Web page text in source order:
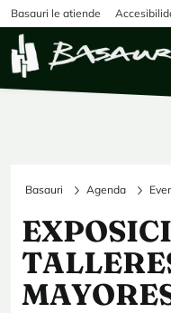
Pasar al contenido
Basauri le atiende
Basauri Agenda